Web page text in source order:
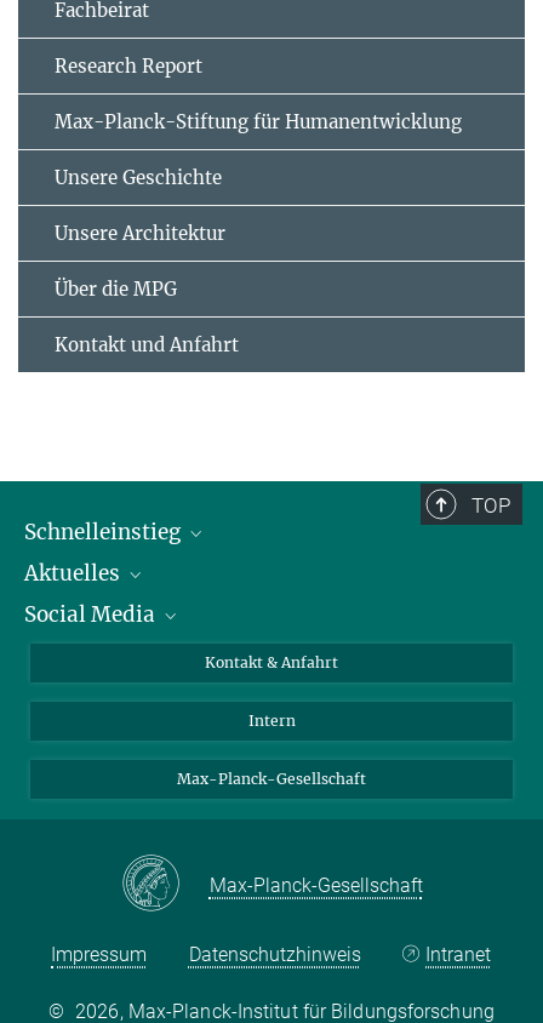
Fachbeirat
Research Report
Max-Planck-Stiftung für Humanentwicklung
Unsere Geschichte
Unsere Architektur
Über die MPG
Kontakt und Anfahrt
TOP
Schnelleinstieg
Personen
Pressebereich
Aktuelles
Stellenangebote
Social Media
X
LinkedIn
Kontakt & Anfahrt
Intern
Max-Planck-Gesellschaft
Max-Planck-Gesellschaft
Impressum Datenschutzhinweis Intranet
© 2026, Max-Planck-Institut für Bildungsforschung